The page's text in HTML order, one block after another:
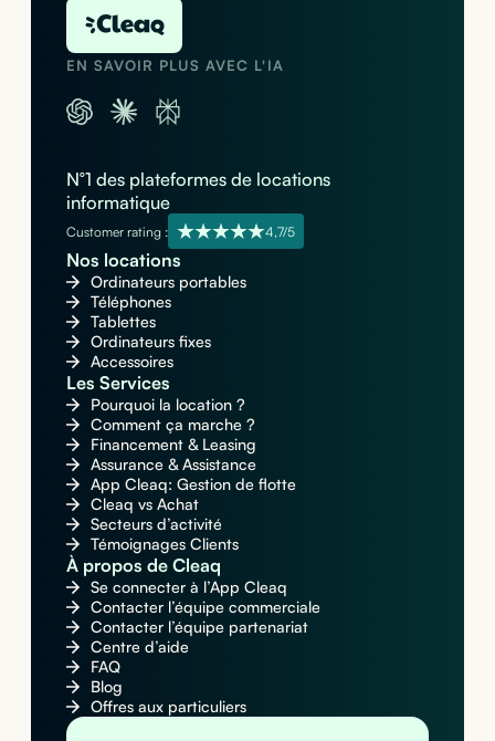
EN SAVOIR PLUS AVEC L'IA
N°1 des plateformes de locations
informatique
Customer rating : 4,7/5
Nos locations
Ordinateurs portables
Téléphones
Tablettes
Ordinateurs fixes
Accessoires
Les Services
Pourquoi la location ?
Comment ça marche ?
Financement & Leasing
Assurance & Assistance
App Cleaq: Gestion de flotte
Cleaq vs Achat
Secteurs d’activité
Témoignages Clients
À propos de Cleaq
Se connecter à l’App Cleaq
Contacter l’équipe commerciale
Contacter l’équipe partenariat
Centre d’aide
FAQ
Blog
Offres aux particuliers